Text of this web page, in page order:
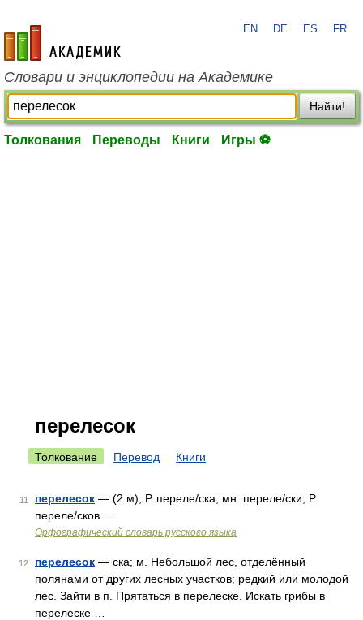
academic.ru
EN DE ES FR
Словари и энциклопедии на Академике
Найти!
Толкования Переводы Книги Игры ⚽
перелесок
Толкование Перевод Книги
11 перелесок — (2 м), Р. переле/ска; мн. переле/ски, Р.
переле/сков …
Орфографический словарь русского языка
12 перелесок — ска; м. Небольшой лес, отделённый
полянами от других лесных участков; редкий или молодой
лес. Зайти в п. Прятаться в перелеске. Искать грибы в
перелеске …